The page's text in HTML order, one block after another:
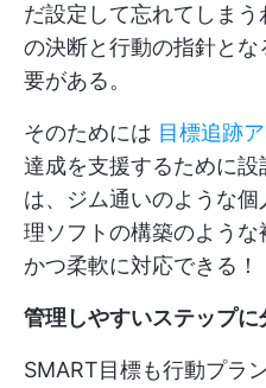
だ設定して忘れてしま
の決断と行動の指針と
要がある。
そのためには 目標追跡
達成を支援するために設
は、ジム通いのような
理ソフトの構築のよう
かつ柔軟に対応できる！
管理しやすいステップに
SMART目標も行動プラ